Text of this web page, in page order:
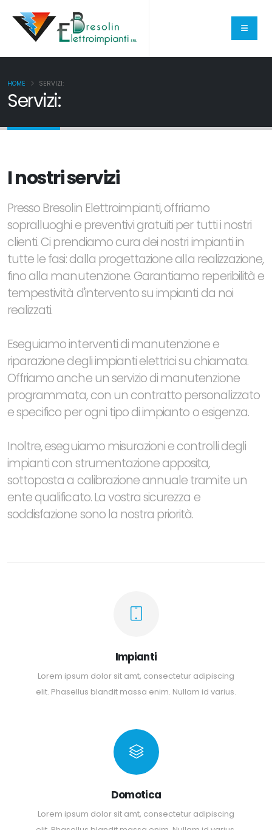
Servizi:
HOME SERVIZI:
I nostri servizi
Presso Bresolin Elettroimpianti, offriamo
sopralluoghi e preventivi gratuiti per tutti i nostri
clienti. Ci prendiamo cura dei nostri impianti in
tutte le fasi: dalla progettazione alla realizzazione,
fino alla manutenzione. Garantiamo reperibilità e
tempestività d'intervento su impianti da noi
realizzati.
Eseguiamo interventi di manutenzione e
riparazione degli impianti elettrici su chiamata.
Offriamo anche un servizio di manutenzione
programmata, con un contratto personalizzato
e specifico per ogni tipo di impianto o esigenza.
Inoltre, eseguiamo misurazioni e controlli degli
impianti con strumentazione apposita,
sottoposta a calibrazione annuale tramite un
ente qualificato. La vostra sicurezza e
soddisfazione sono la nostra priorità.
Impianti
Lorem ipsum dolor sit amt, consectetur adipiscing
elit. Phasellus blandit massa enim. Nullam id varius.
Domotica
Lorem ipsum dolor sit amt, consectetur adipiscing